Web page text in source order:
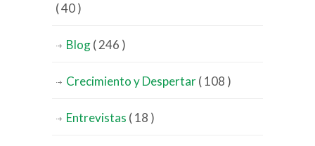
( 40 )
Blog( 246 )
Crecimiento y Despertar( 108 )
Entrevistas ( 18 )